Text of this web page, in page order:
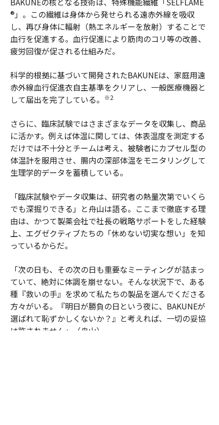
®」。この繊維は身体から発せられる遠赤外線を吸収
し、再び身体に輻射（熱エネルギーを放射）することで
血行を促進する。血行促進により筋肉のコリ等の改善、
疲労回復が促される仕組みだ。
科学的根拠に基づいて開発されたBAKUNEは、家庭用遠
赤外線血行促進衣自主基準をクリアし、一般医療機器と
して届出を完了している。
※2
さらに、臨床試験ではさまざまなデータを収集し、商品
に活かす。例えば体温に関しては、体表温度を測定する
だけでは不十分とチームは考え、被験者にカプセル型の
体温計を服用させ、腸内の深部体温をモニタリングして
生理学的データを蓄積している。
「臨床試験やデータ収集は、研究者の熱量次第でいくら
でも深掘りできる」と舟山は語る。ここまで徹底する理
由は、かつて製薬会社で社長の戦略サポートをした経験
上、エグゼクティブたちの「休めない切実な想い」を知
っているからだ。
「次の日も、その次の日も重要なミーティングが詰まっ
ていて、絶対に体調を崩せない。そんな状況下で、ある
種『救いの手』を求めて私たちの製品を選んでくださる
方々がいる。『明日が勝負の日という夜に、BAKUNEが
選ばれて恥ずかしくないか？』と考えれば、一切の妥協
は許されません」（舟山）